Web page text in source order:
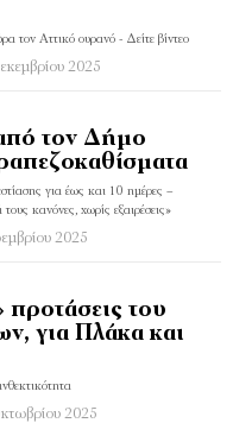
τον Αττικό ουρανό - Δείτε βίντεο
2025
τον Δήμο
για έως και 10 ημέρες –
κανόνες, χωρίς εξαιρέσεις»
2025
προτάσεις του
για Πλάκα και
2025